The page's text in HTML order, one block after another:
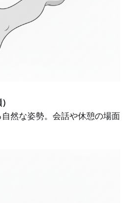
然な姿勢。会話や休憩の場面